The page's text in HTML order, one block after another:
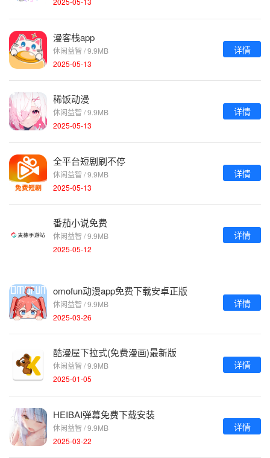
漫客栈app
休闲益智 / 9.9MB
2025-05-13
详情
稀饭动漫
休闲益智 / 9.9MB
2025-05-13
详情
全平台短剧刷不停
休闲益智 / 9.9MB
2025-05-13
详情
番茄小说免费
休闲益智 / 9.9MB
2025-05-12
详情
omofun动漫app免费下载安卓正版
休闲益智 / 9.9MB
2025-03-26
详情
酷漫屋下拉式(免费漫画)最新版
休闲益智 / 9.9MB
2025-01-05
详情
HEIBAI弹幕免费下载安装
休闲益智 / 9.9MB
2025-03-22
详情